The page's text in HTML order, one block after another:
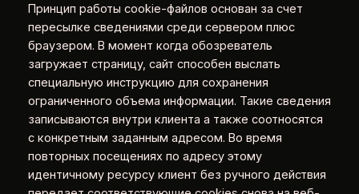
Принцип работы cookie-файлов основан за счет
пересылке сведениями среди сервером плюс
браузером. В момент когда обозреватель
загружает страницу, сайт способен выслать
специальную инструкцию для сохранения
ограниченного объема информации. Такие сведения
записываются внутри клиента а также соотносятся
с конкретным заданным адресом. Во время
повторных посещениях по адресу этому
идентичному ресурсу клиент без ручного действия